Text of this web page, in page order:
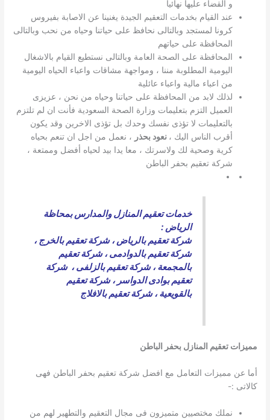
و القضاء عليها نهائيا
عند القيام بخدمات التعقيم الجيدة يغنينا عن الاصابة بفيروس
كرونا لمستجد وبالتالى نحافظ على حياتنا وحياه من نحب وبالتالى
المحافظة على حياتهم
المحافظة على الصحة العامة وبالتالى نستطيع القيام بالاشغال
اليومية المطلوبة مننا ، ومواجهة مشاقات واعباء الحياه اليومية
من اعباء مالية واعباء عائلية
لذلك لابد من المحافظة على حياتنا وحياه من نحن ، عزيزى
العميل التزم بتعليمات وزارة الصحة السعودية فأنت ان لم تلتزم
بالتعليمات لا تؤذى نفسك وحدك بل تؤذى الاخرين وقد يكون
أقرب الناس اليك ، نعود بحذر ، نعمل من اجل ان تنعم بحياه
كرية وصحية لك ولاسرتك ، معا يدا بيد لحياه أفضل وممتعة ،
شركة تعقيم بحفر الباطن
خدمات تعقيم المنازل والمدارس بمحاظة
الرياض :
شركة تعقيم بالرياض،شركة تعقيم بالخرج،
شركة تعقيم بالدوادمى،شركة تعقيم
بالمجمعة،شركة تعقيم بالزلفى، شركة
تعقيم بوادى الدواسر ،شركة تعقيم
بالقويعية،شركة تعقيم بالافلاج
مميزات تعقيم المنازل بحفر الباطن
أما عن مميزات التعامل مع افضل شركة تعقيم بحفر الباطن فهى
كالاتى :-
نملك مختصيين متميزون فى مجال التعقيم والتطهير لهم من